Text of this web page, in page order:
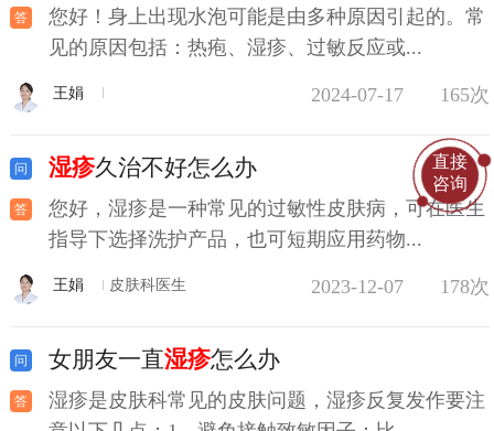
您好！身上出现水泡可能是由多种原因引起的。常
见的原因包括：热疱、湿疹、过敏反应或...
王娟 2024-07-17 165次
湿疹久治不好怎么办
您好，湿疹是一种常见的过敏性皮肤病，可在医生
指导下选择洗护产品，也可短期应用药物...
王娟 皮肤科医生 2023-12-07 178次
女朋友一直湿疹怎么办
湿疹是皮肤科常见的皮肤问题，湿疹反复发作要注
直接
咨询